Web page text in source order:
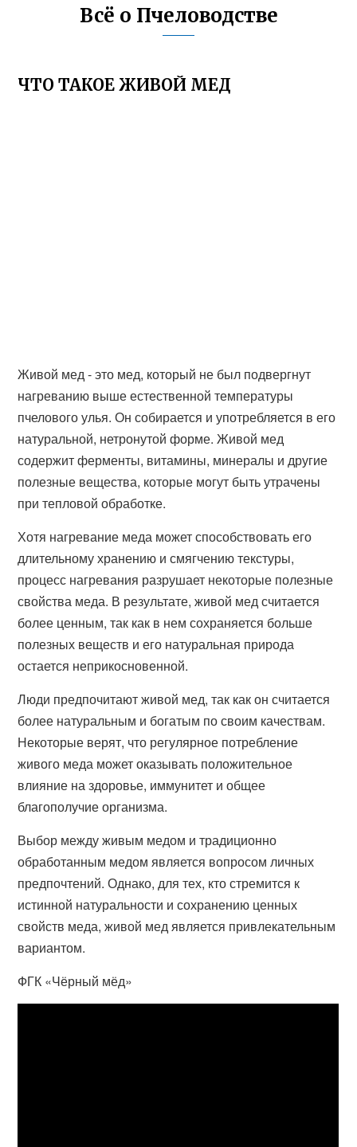
Всё о Пчеловодстве
ЧТО ТАКОЕ ЖИВОЙ МЕД
Живой мед - это мед, который не был подвергнут
нагреванию выше естественной температуры
пчелового улья. Он собирается и употребляется в его
натуральной, нетронутой форме. Живой мед
содержит ферменты, витамины, минералы и другие
полезные вещества, которые могут быть утрачены
при тепловой обработке.
Хотя нагревание меда может способствовать его
длительному хранению и смягчению текстуры,
процесс нагревания разрушает некоторые полезные
свойства меда. В результате, живой мед считается
более ценным, так как в нем сохраняется больше
полезных веществ и его натуральная природа
остается неприкосновенной.
Люди предпочитают живой мед, так как он считается
более натуральным и богатым по своим качествам.
Некоторые верят, что регулярное потребление
живого меда может оказывать положительное
влияние на здоровье, иммунитет и общее
благополучие организма.
Выбор между живым медом и традиционно
обработанным медом является вопросом личных
предпочтений. Однако, для тех, кто стремится к
истинной натуральности и сохранению ценных
свойств меда, живой мед является привлекательным
вариантом.
ФГК «Чёрный мёд»